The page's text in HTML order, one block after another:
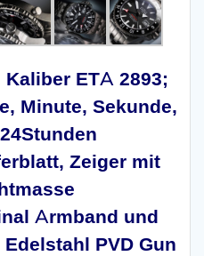
ETA 2893;
Minute, Sekunde,
Zeiger mit
Armband und
PVD Gun